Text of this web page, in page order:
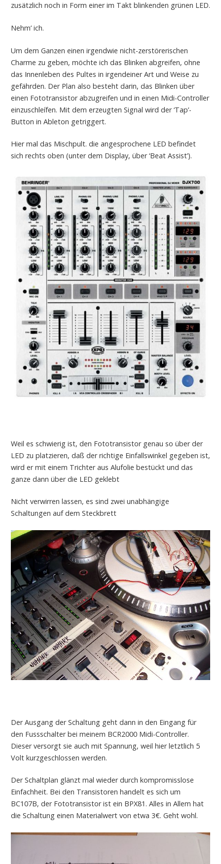
zusätzlich noch in Form einer im Takt blinkenden grünen LED.
Nehm’ ich.
Um dem Ganzen einen irgendwie nicht-zerstörerischen
Charme zu geben, möchte ich das Blinken abgreifen, ohne
das Innenleben des Pultes in irgendeiner Art und Weise zu
gefährden. Der Plan also besteht darin, das Blinken über
einen Fototransistor abzugreifen und in einen Midi-Controller
einzuschleífen. Mit dem erzeugten Signal wird der ‘Tap’-
Button in Ableton getriggert.
Hier mal das Mischpult. die angesprochene LED befindet
sich rechts oben (unter dem Display, über ‘Beat Assist’).
Weil es schwierig ist, den Fototransistor genau so über der
LED zu platzieren, daß der richtige Einfallswinkel gegeben ist,
wird er mit einem Trichter aus Alufolie bestückt und das
ganze dann über die LED geklebt
Nicht verwirren lassen, es sind zwei unabhängige
Schaltungen auf dem Steckbrett
Der Ausgang der Schaltung geht dann in den Eingang für
den Fussschalter bei meinem BCR2000 Midi-Controller.
Dieser versorgt sie auch mit Spannung, weil hier letztlich 5
Volt kurzgeschlossen werden.
Der Schaltplan glänzt mal wieder durch kompromisslose
Einfachheit. Bei den Transistoren handelt es sich um
BC107B, der Fototransistor ist ein BPX81. Alles in Allem hat
die Schaltung einen Materialwert von etwa 3€. Geht wohl.